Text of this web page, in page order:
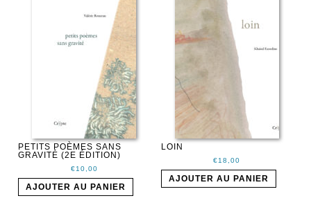
PETITS POÈMES SANS
GRAVITÉ (2E ÉDITION)
€10,00
AJOUTER AU PANIER
LOIN
€18,00
AJOUTER AU PANIER